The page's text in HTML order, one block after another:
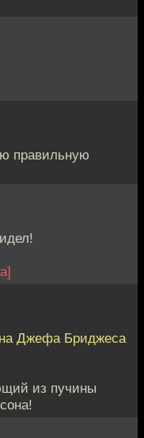
правильную
Джефа Бриджеса
из пучины